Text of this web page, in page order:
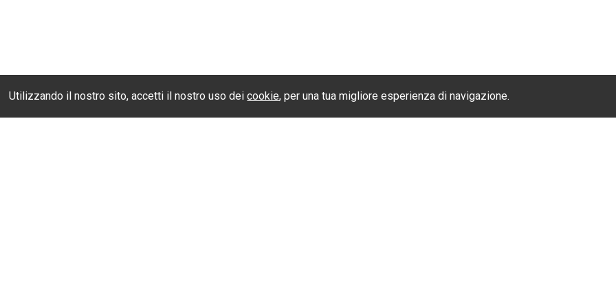
Utilizzando il nostro sito, accetti il nostro uso deicookie, per una tua migliore esperienza di navigazione.